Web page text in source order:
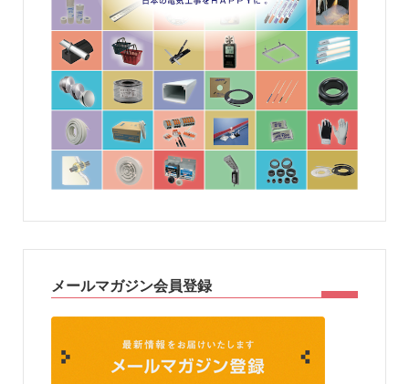
メールマガジン会員登録